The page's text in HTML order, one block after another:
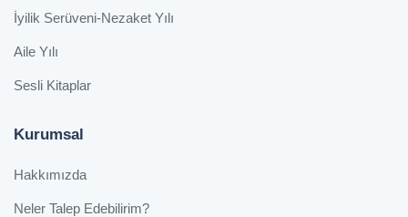
İyilik Serüveni-Nezaket Yılı
Aile Yılı
Sesli Kitaplar
Kurumsal
Hakkımızda
Neler Talep Edebilirim?